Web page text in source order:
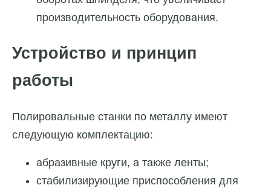
производительность оборудования.
Устройство и принцип
работы
Полировальные станки по металлу имеют
следующую комплектацию:
абразивные круги, а также ленты;
стабилизирующие приспособления для